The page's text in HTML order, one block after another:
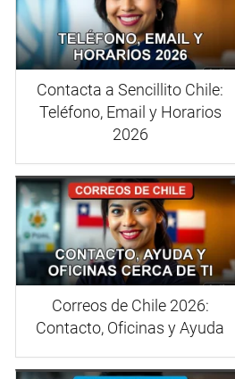
Contacta a Sencillito Chile:
Teléfono, Email y Horarios
2026
Correos de Chile 2026:
Contacto, Oficinas y Ayuda